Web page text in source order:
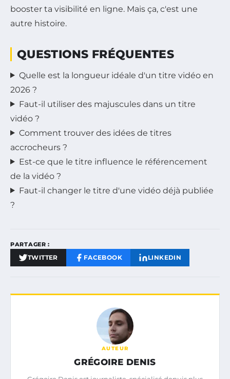
booster ta visibilité en ligne. Mais ça, c'est une
autre histoire.
QUESTIONS FRÉQUENTES
Quelle est la longueur idéale d'un titre vidéo en
2026 ?
Faut-il utiliser des majuscules dans un titre
vidéo ?
Comment trouver des idées de titres
accrocheurs ?
Est-ce que le titre influence le référencement
de la vidéo ?
Faut-il changer le titre d'une vidéo déjà publiée
?
PARTAGER :
TWITTER FACEBOOK LINKEDIN
AUTEUR
GRÉGOIRE DENIS